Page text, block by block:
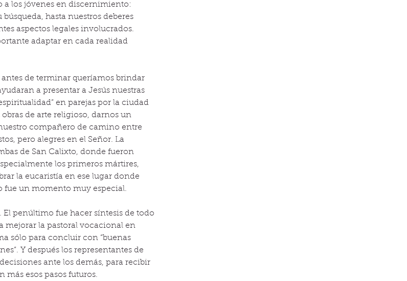
los jóvenes en discernimiento:
hasta nuestros deberes
aspectos legales involucrados.
adaptar en cada realidad
antes de terminar queríamos brindar
a presentar a Jesús nuestras
en parejas por la ciudad
de arte religioso, darnos un
compañero de camino entre
pero alegres en el Señor. La
de San Calixto, donde fueron
los primeros mártires,
la eucaristía en ese lugar donde
fue un momento muy especial.
El penúltimo fue hacer síntesis de todo
mejorar la pastoral vocacional en
sólo para concluir con “buenas
Y después los representantes de
ante los demás, para recibir
más esos pasos futuros.